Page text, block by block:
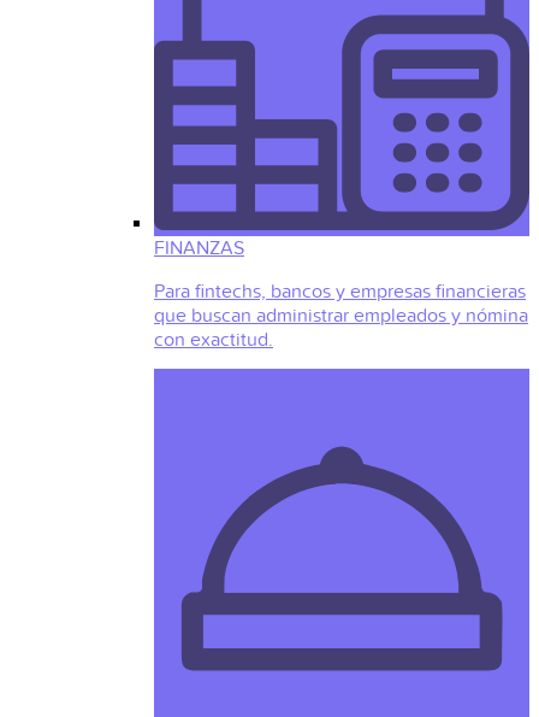
FINANZAS
Para fintechs, bancos y empresas financieras
que buscan administrar empleados y nómina
con exactitud.